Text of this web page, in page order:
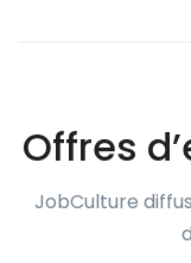
Offres
JobCulture